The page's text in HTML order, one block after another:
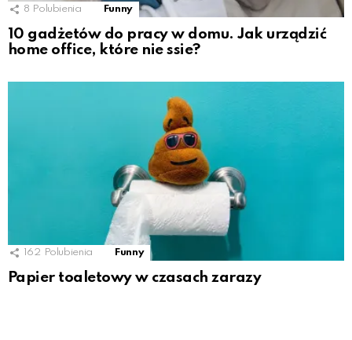
8 Polubienia Funny
10 gadżetów do pracy w domu. Jak urządzić
home office, które nie ssie?
162 Polubienia Funny
Papier toaletowy w czasach zarazy